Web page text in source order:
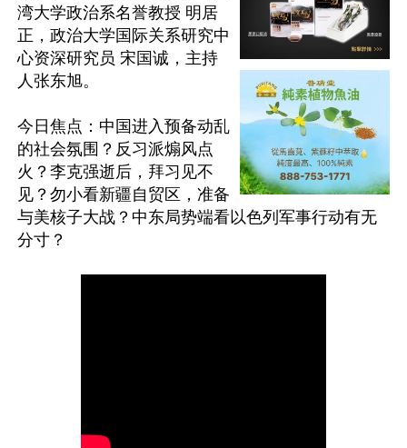
湾大学政治系名誉教授 明居
正，政治大学国际关系研究中
心资深研究员 宋国诚，主持
人张东旭。
今日焦点：中国进入预备动乱
的社会氛围？反习派煽风点
火？李克强逝后，拜习见不
见？勿小看新疆自贸区，准备
与美核子大战？中东局势端看以色列军事行动有无